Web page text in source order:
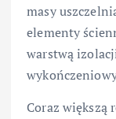
masy
elementy
warstwą
Coraz większą